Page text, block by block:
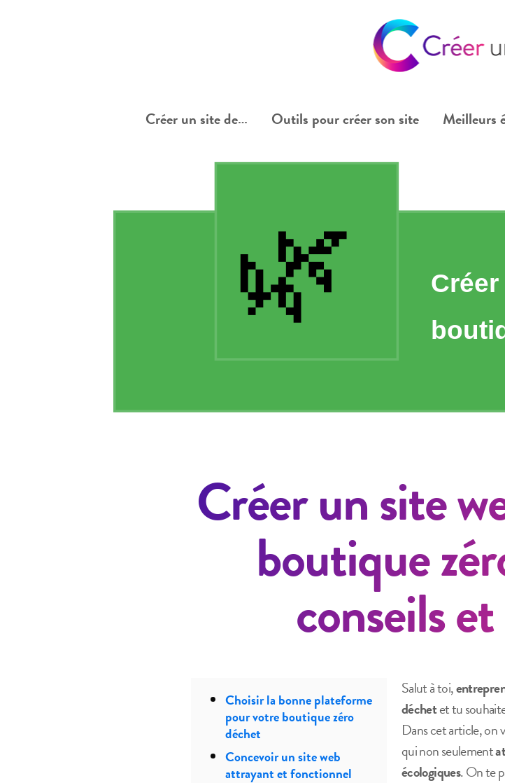
Créer un site de… Outils pour créer son site Meilleurs
Créer un site
boutique
conseils
Choisir la bonne plateforme
pour votre boutique zéro
déchet
Concevoir un site web
attrayant et fonctionnel
Salut à toi,
déchetet tu
Dans cet article, on
qui non seulement
écologiques. On te